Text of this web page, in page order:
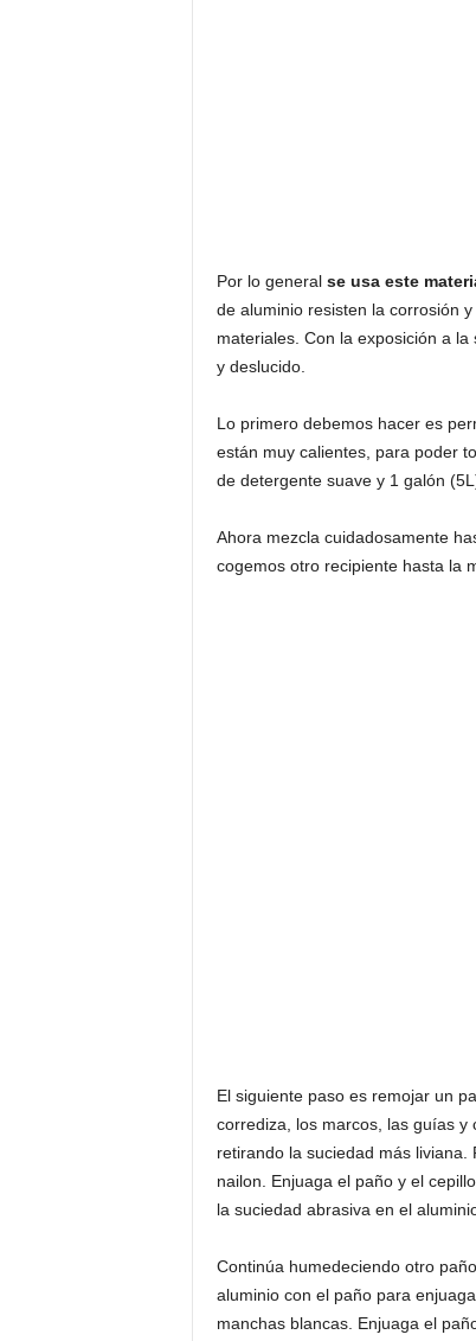
Por lo general se usa este
de aluminio resisten la corrosión
materiales. Con la exposición a
y deslucido.
Lo primero debemos hacer es
están muy calientes, para poder
de detergente suave y 1 galón
Ahora mezcla cuidadosamente
cogemos otro recipiente hasta la
El siguiente paso es remojar un
corrediza, los marcos, las guías
retirando la suciedad más
nailon. Enjuaga el paño y el
la suciedad abrasiva en el
Continúa humedeciendo otro
aluminio con el paño para
manchas blancas. Enjuaga el